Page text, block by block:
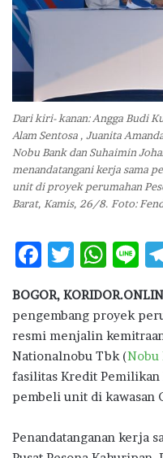
l
Dari kiri- kanan: Angga Budi
Alam Sentosa , Juanita
Nobu Bank dan Suhaimin
menandatangani kerja sama
unit di proyek perumahan
Barat, Kamis, 26/8. Foto:
F
e
b
o
o
k
T
it
te
r
W
at
s
A
p
p
Li
e
BOGOR,
pengembang proyek
resmi menjalin
Nationalnobu Tbk (Nobu
fasilitas Kredit Pemilikan
pembeli unit di kawasan
Penandatanganan kerja